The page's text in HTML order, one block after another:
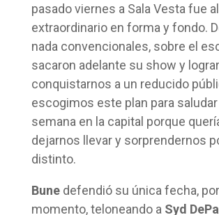
pasado viernes a Sala Vesta fue
extraordinario en forma y fondo.
nada convencionales, sobre el
sacaron adelante su show y
conquistarnos a un reducido
escogimos este plan para
semana en la capital porque
dejarnos llevar y sorprendernos
distinto.
Bunedefendió su única fecha,
momento, teloneando a Syd